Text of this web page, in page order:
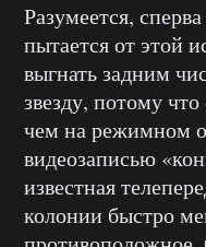
Разумеется,
пытается от этой
выгнать задним
звезду, потому
чем на режимном
видеозаписью
известная
колонии быстро